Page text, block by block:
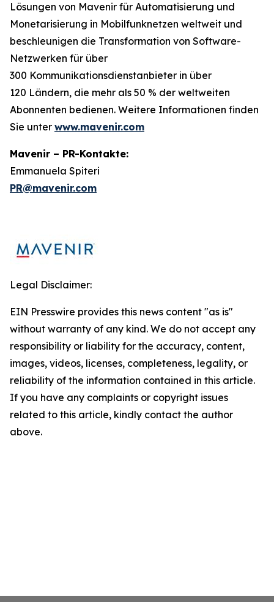
Lösungen von Mavenir für Automatisierung und
Monetarisierung in Mobilfunknetzen weltweit und
beschleunigen die Transformation von Software-
Netzwerken für über
300 Kommunikationsdienstanbieter in über
120 Ländern, die mehr als 50 % der weltweiten
Abonnenten bedienen. Weitere Informationen finden
Sie unter www.mavenir.com
Mavenir – PR-Kontakte:
Emmanuela Spiteri
PR@mavenir.com
Legal Disclaimer:
EIN Presswire provides this news content "as is"
without warranty of any kind. We do not accept any
responsibility or liability for the accuracy, content,
images, videos, licenses, completeness, legality, or
reliability of the information contained in this article.
If you have any complaints or copyright issues
related to this article, kindly contact the author
above.